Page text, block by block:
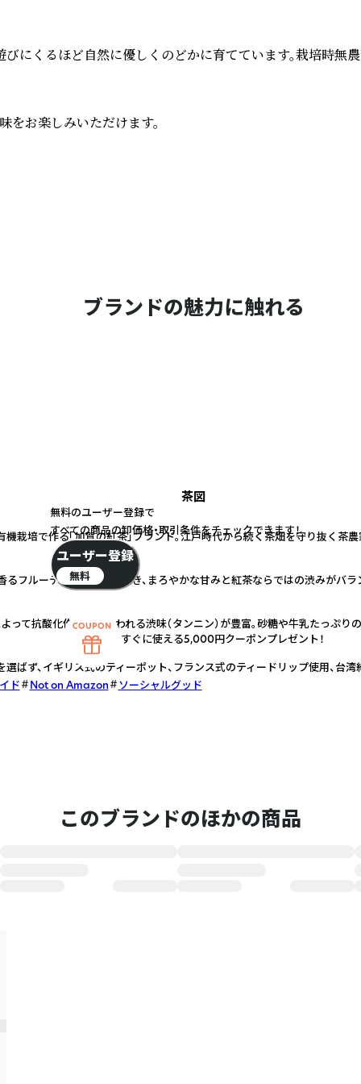
にくるほど自然に優しくのどかに育てています。栽培時無
お楽しみいただけます。
ブランドの魅力に触れる
茶図
栽培で作る「加賀の紅茶」ブランド。江戸時代から続く茶畑を守り抜く茶
フルーティーな香りに驚き、まろやかな甘みと紅茶ならではの渋みがバラ
て抗酸化作用がうたわれる渋味（タンニン）が豊富。砂糖や牛乳たっぷり
ばず、イギリス式のティーポット、フランス式のティードリップ使用、台
ド
Not on Amazon ソーシャルグッド
このブランドのほかの商品
無料のユーザー登録で
すべての商品の卸価格・取引条件をチェックできます！
ユーザー登録
無料
すぐに使える5,000円クーポンプレゼント！